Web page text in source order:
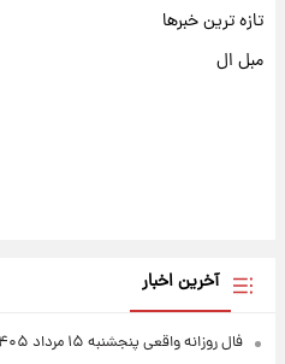
تازه ترین خبرها
مبل ال
آخرین اخبار
فال روزانه واقعی پنجشنبه ۱۵ مرداد ۱۴۰۵